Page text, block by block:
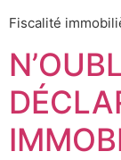
Fiscalité